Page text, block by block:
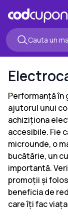
Performanță în
ajutorul unui
achiziționa
accesibile. Fie
microunde, o
bucătărie, un
importantă.
promoții și
beneficia de
care îți fac